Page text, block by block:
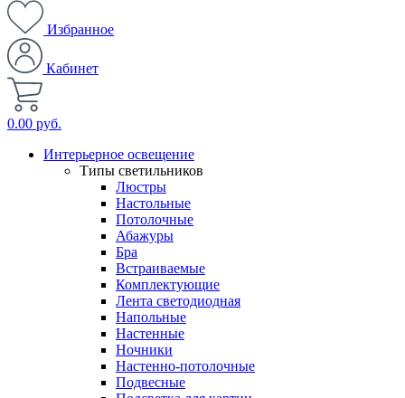
Избранное
Кабинет
0.00 руб.
Интерьерное освещение
Типы светильников
Люстры
Настольные
Потолочные
Абажуры
Бра
Встраиваемые
Комплектующие
Лента светодиодная
Напольные
Настенные
Ночники
Настенно-потолочные
Подвесные